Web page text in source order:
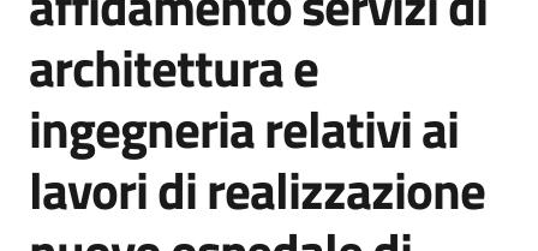
e
di
Supporto
architettura e
ingegneria relativi ai
lavori di realizzazione